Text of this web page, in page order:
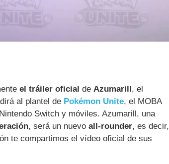
el tráiler oficial de Azumarill , el
al plantel de Pokémon Unite, el MOBA
Switch y móviles. Azumarill, una
, será un nuevo all-rounder, es decir,
te compartimos el vídeo oficial de sus